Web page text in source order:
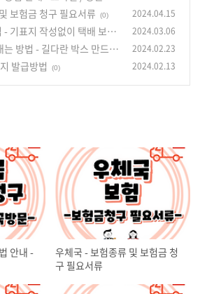
보험금 청구 필요서류 (0) 2024.04.15
- 기표지 작성없이 택배 보내
2024.03.06
는 방법 - 길다란 박스 만드는
2024.02.23
발급방법 (0) 2024.02.13
안내 -
우체국 - 보험종류 및 보험금 청
구 필요서류